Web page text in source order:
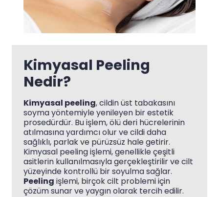
Kimyasal Peeling
Nedir?
Kimyasal peeling, cildin üst tabakasını
soyma yöntemiyle yenileyen bir estetik
prosedürdür. Bu işlem, ölü deri hücrelerinin
atılmasına yardımcı olur ve cildi daha
sağlıklı, parlak ve pürüzsüz hale getirir.
Kimyasal peeling işlemi, genellikle çeşitli
asitlerin kullanılmasıyla gerçekleştirilir ve cilt
yüzeyinde kontrollü bir soyulma sağlar.
Peeling işlemi, birçok cilt problemi için
çözüm sunar ve yaygın olarak tercih edilir.